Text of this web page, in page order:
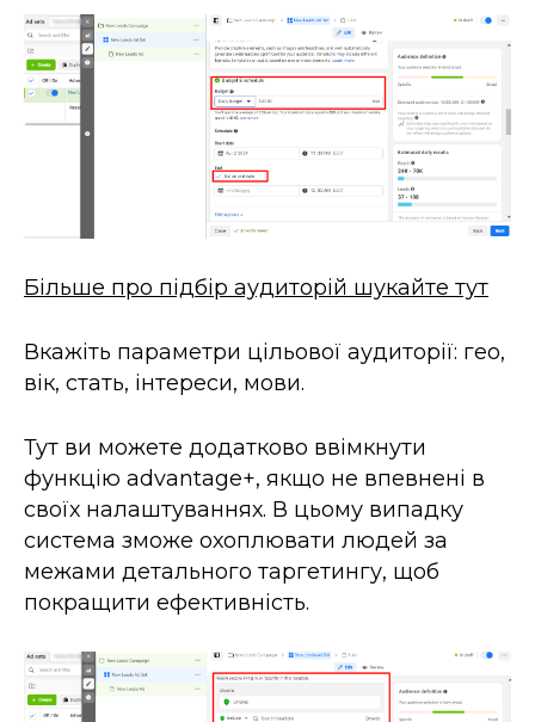
Більше про підбір аудиторій шукайте тут
Вкажіть параметри цільової аудиторії: гео,
вік, стать, інтереси, мови.
Тут ви можете додатково ввімкнути
функцію advantage+, якщо не впевнені в
своїх налаштуваннях. В цьому випадку
система зможе охоплювати людей за
межами детального таргетингу, щоб
покращити ефективність.